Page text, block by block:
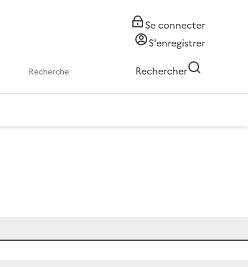
Se connecter
S'enregistrer
Rechercher